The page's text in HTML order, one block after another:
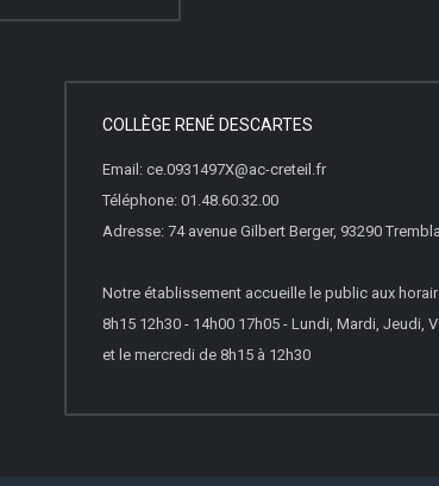
COLLÈGE RENÉ DESCARTES
Email: ce.0931497X@ac-creteil.fr
Téléphone: 01.48.60.32.00
Adresse: 74 avenue Gilbert Berger, 93290
Notre établissement accueille le public aux
8h15 12h30 - 14h00 17h05 - Lundi, Mardi, Jeudi,
et le mercredi de 8h15 à 12h30